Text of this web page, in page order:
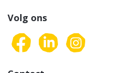
Volg ons